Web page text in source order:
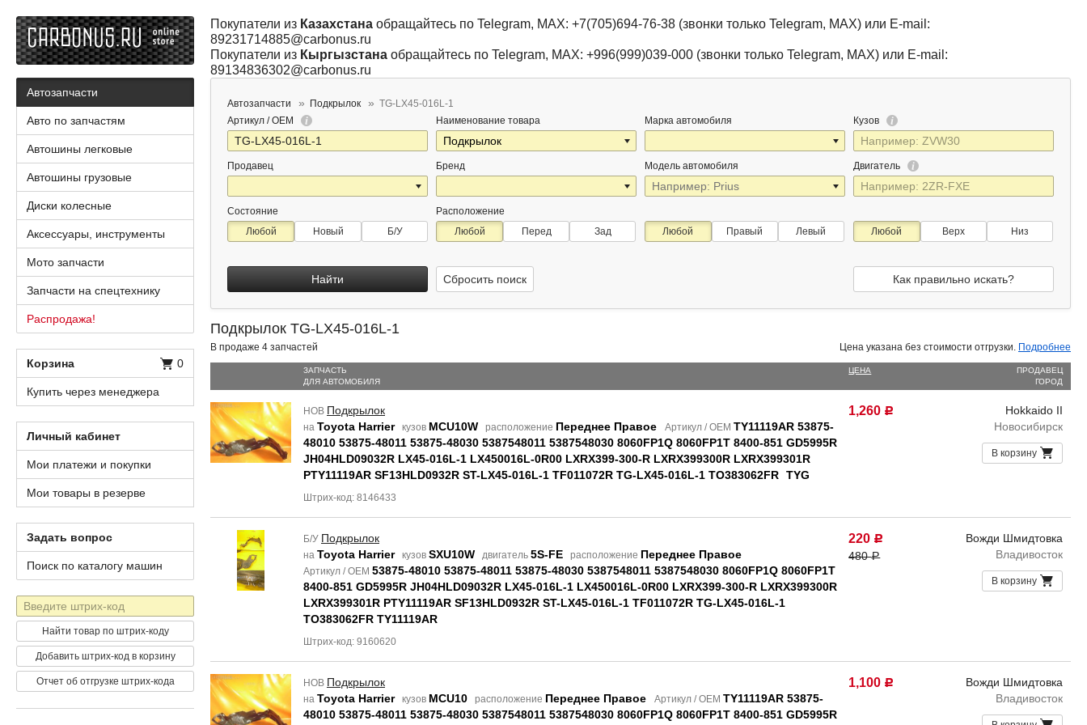
Покупатели из Казахстана обращайтесь по Telegram, MAX: +7(705)694-76-38 (звонки только Telegram, MAX) или E-mail:
89231714885@carbonus.ru
Покупатели из Кыргызстана обращайтесь по Telegram, MAX: +996(999)039-000 (звонки только Telegram, MAX) или E-mail:
89134836302@carbonus.ru
Автозапчасти Подкрылок
TG-LX45-016L-1
Артикул / OEM
Продавец
Наименование товара
Бренд
Марка автомобиля
Модель автомобиля
Кузов
Двигатель
Состояние
Любой
Новый Б/У
Расположение
Любой
Перед Зад Любой Правый Левый Любой Верх Низ
Найти Сбросить поиск Как правильно искать?
Подкрылок TG-LX45-016L-1
В продаже 4 запчастей Цена указана без стоимости отгрузки. Подробнее
ЗАПЧАСТЬ
ДЛЯ АВТОМОБИЛЯ
ЦЕНА
ПРОДАВЕЦ
ГОРОД
НОВ Подкрылок
на Toyota Harrier кузов MCU10W расположение Переднее Правое Артикул / OEM TY11119AR 53875-
48010 53875-48011 53875-48030 5387548011 5387548030 8060FP1Q 8060FP1T 8400-851 GD5995R
JH04HLD09032R LX45-016L-1 LX450016L-0R00 LXRX399-300-R LXRX399300R LXRX399301R
PTY11119AR SF13HLD0932R ST-LX45-016L-1 TF011072R TG-LX45-016L-1 TO383062FR TYG
Штрих-код: 8146433
1,260 Р
Hokkaido II
Новосибирск
В корзину
Б/У Подкрылок
на Toyota Harrier кузов SXU10W двигатель 5S-FE расположение Переднее Правое
Артикул / OEM 53875-48010 53875-48011 53875-48030 5387548011 5387548030 8060FP1Q 8060FP1T
8400-851 GD5995R JH04HLD09032R LX45-016L-1 LX450016L-0R00 LXRX399-300-R LXRX399300R
LXRX399301R PTY11119AR SF13HLD0932R ST-LX45-016L-1 TF011072R TG-LX45-016L-1
TO383062FR TY11119AR
Штрих-код: 9160620
220 Р
480Р
Вожди Шмидтовка
Владивосток
В корзину
НОВ Подкрылок
на Toyota Harrier кузов MCU10 расположение Переднее Правое Артикул / OEM TY11119AR 53875-
48010 53875-48011 53875-48030 5387548011 5387548030 8060FP1Q 8060FP1T 8400-851 GD5995R
1,100 Р
Вожди Шмидтовка
Владивосток
Автозапчасти
Авто по запчастям
Автошины легковые
Автошины грузовые
Диски колесные
Аксессуары, инструменты
Мото запчасти
Запчасти на спецтехнику
Распродажа!
Корзина 0
Купить через менеджера
Личный кабинет
Мои платежи и покупки
Мои товары в резерве
Задать вопрос
Поиск по каталогу машин
Штрих-
код
Найти товар по штрих-коду
Добавить штрих-код в корзину
Отчет об отгрузке штрих-кода